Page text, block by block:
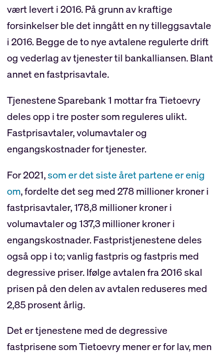
vært levert i 2016. På grunn av kraftige
forsinkelser ble det inngått en ny tilleggsavtale
i 2016. Begge de to nye avtalene regulerte drift
og vederlag av tjenester til bankalliansen. Blant
annet en fastprisavtale.
Tjenestene Sparebank 1 mottar fra Tietoevry
deles opp i tre poster som reguleres ulikt.
Fastprisavtaler, volumavtaler og
engangskostnader for tjenester.
For 2021,som er det siste året partene er enig
om, fordelte det seg med 278 millioner kroner i
fastprisavtaler, 178,8 millioner kroner i
volumavtaler og 137,3 millioner kroner i
engangskostnader. Fastpristjenestene deles
også opp i to; vanlig fastpris og fastpris med
degressive priser. Ifølge avtalen fra 2016 skal
prisen på den delen av avtalen reduseres med
2,85 prosent årlig.
Det er tjenestene med de degressive
fastprisene som Tietoevry mener er for lav, men